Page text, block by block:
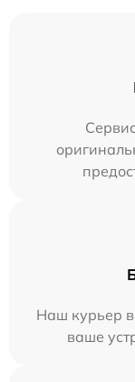
Наш курьер в
ваше